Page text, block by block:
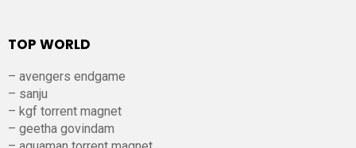
TOP WORLD
– avengers endgame
– sanju
– kgf torrent magnet
– geetha govindam